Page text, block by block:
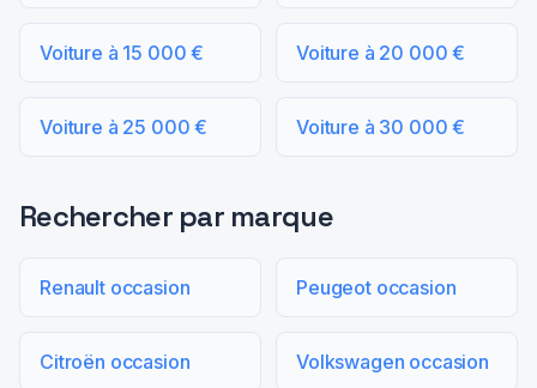
Voiture à 15 000 € Voiture à 20 000 €
Voiture à 25 000 € Voiture à 30 000 €
Rechercher par marque
Renault occasion Peugeot occasion
Citroën occasion Volkswagen occasion